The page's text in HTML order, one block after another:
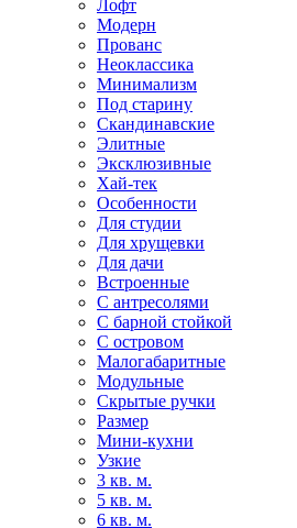
Лофт
Модерн
Прованс
Неоклассика
Минимализм
Под старину
Скандинавские
Элитные
Эксклюзивные
Хай-тек
Особенности
Для студии
Для хрущевки
Для дачи
Встроенные
С антресолями
С барной стойкой
С островом
Малогабаритные
Модульные
Скрытые ручки
Размер
Мини-кухни
Узкие
3 кв. м.
5 кв. м.
6 кв. м.